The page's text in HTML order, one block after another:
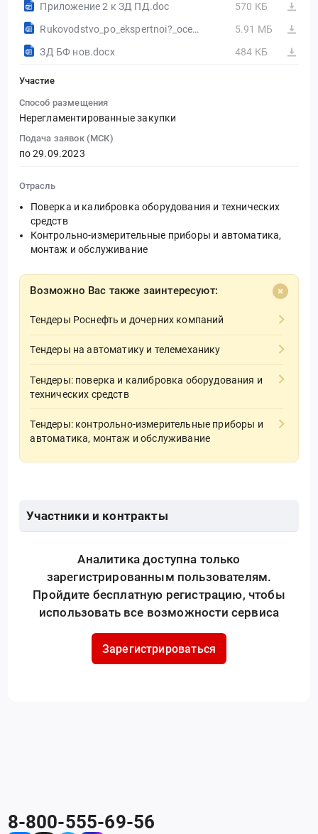
Приложение 2 к ЗД ПД.doc
570 КБ
Rukovodstvo_po_ekspertnoi?_ocenke.rtf
5.91 МБ
ЗД БФ нов.docx
484 КБ
Участие
Способ размещения
Нерегламентированные закупки
Подача заявок (МСК)
по 29.09.2023
Отрасль
Поверка и калибровка оборудования и технических
средств
Контрольно-измерительные приборы и автоматика,
монтаж и обслуживание
Возможно Вас также заинтересуют:
Тендеры Роснефть и дочерних компаний
Тендеры на автоматику и телемеханику
Тендеры: поверка и калибровка оборудования и
технических средств
Тендеры: контрольно-измерительные приборы и
автоматика, монтаж и обслуживание
Участники и контракты
Аналитика доступна только
зарегистрированным пользователям.
Пройдите бесплатную регистрацию, чтобы
использовать все возможности сервиса
Зарегистрироваться
8-800-555-69-56